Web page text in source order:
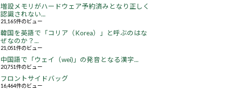
増設メモリがハードウェア予約済みとなり正しく
認識されない...
21,165件のビュー
韓国を英語で「コリア（Korea）」と呼ぶのはな
ぜなのか？...
21,051件のビュー
中国語で「ウェイ（wei)」の発音となる漢字...
20,751件のビュー
フロントサイドバッグ
16,464件のビュー